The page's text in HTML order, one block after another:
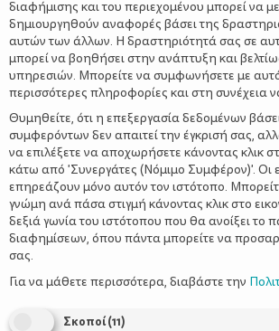
Ανά μηλοπιτάκι:
Ενέργεια: 91 kcal
Υδατάνθρακες: 12.5 γρ.
Πρωτεΐνη: 3.9 γρ.
Λιπαρά: 4 γρ.
Κορεσμένα Λιπαρά: 0.9 γρ.
Φυτικές Ίνες: 3 γρ.
διαφήμισης και του περιεχομένου μπορεί να
δημιουργηθούν αναφορές βάσει της
αυτών των άλλων. Η δραστηριότητά σας σε
μπορεί να βοηθήσει στην ανάπτυξη και
υπηρεσιών. Μπορείτε να συμφωνήσετε με
περισσότερες πληροφορίες και στη συνέχεια
Θυμηθείτε, ότι η επεξεργασία δεδομένων
συμφερόντων δεν απαιτεί την έγκρισή σας,
να επιλέξετε να αποχωρήσετε κάνοντας κλικ
κάτω από 'Συνεργάτες (Νόμιμο Συμφέρον)'. Οι
επηρεάζουν μόνο αυτόν τον ιστότοπο.
γνώμη ανά πάσα στιγμή κάνοντας κλικ στο
δεξιά γωνία του ιστότοπου που θα ανοίξει το
διαφημίσεων, όπου πάντα μπορείτε να
σας.
Για να μάθετε περισσότερα, διαβάστε την
Σκοποί(11)